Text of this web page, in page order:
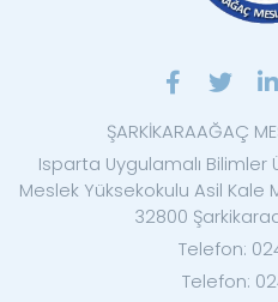
ŞARKİKARAAĞAÇ
Isparta Uygulamalı
Meslek Yüksekokulu Asil Kale
32800
Telefon:
Telefon: